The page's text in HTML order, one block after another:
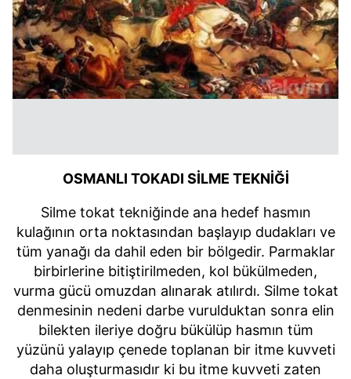
OSMANLI TOKADI SİLME TEKNİĞİ
Silme tokat tekniğinde ana hedef hasmın
kulağının orta noktasından başlayıp dudakları ve
tüm yanağı da dahil eden bir bölgedir. Parmaklar
birbirlerine bitiştirilmeden, kol bükülmeden,
vurma gücü omuzdan alınarak atılırdı. Silme tokat
denmesinin nedeni darbe vurulduktan sonra elin
bilekten ileriye doğru bükülüp hasmın tüm
yüzünü yalayıp çenede toplanan bir itme kuvveti
daha oluşturmasıdır ki bu itme kuvveti zaten